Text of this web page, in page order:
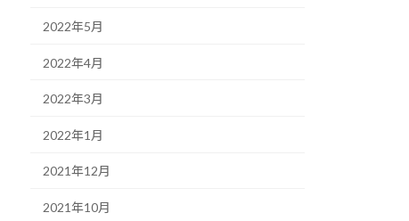
2022年5月
2022年4月
2022年3月
2022年1月
2021年12月
2021年10月